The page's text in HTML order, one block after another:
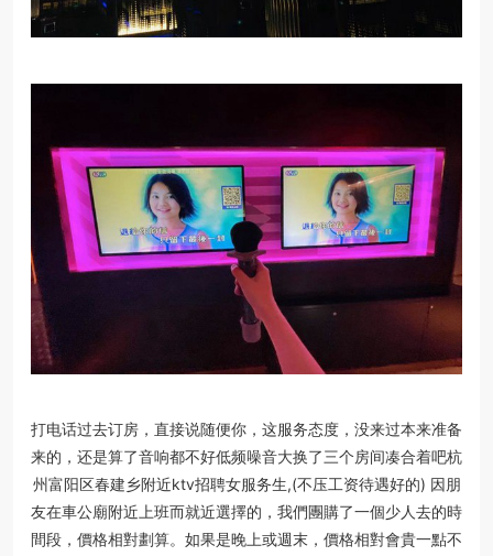
打电话过去订房，直接说随便你，这服务态度，没来过本来准备
来的，还是算了音响都不好低频噪音大换了三个房间凑合着吧杭
州富阳区春建乡附近ktv招聘女服务生,(不压工资待遇好的) 因朋
友在車公廟附近上班而就近選擇的，我們團購了一個少人去的時
間段，價格相對劃算。如果是晚上或週末，價格相對會貴一點不